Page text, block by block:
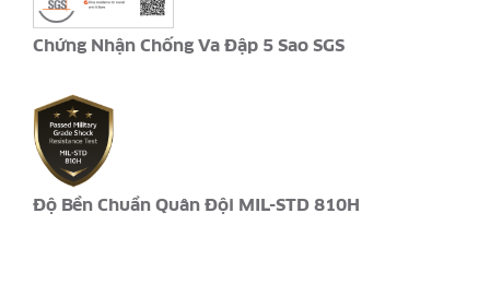
Chứng Nhận Chống Va Đập 5 Sao SGS
Độ Bền Chuẩn Quân Đội MIL-STD 810H